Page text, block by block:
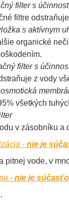
filter s
filtre
s aktívnym
organické
filter s
z vody
všetkých
v zásobníku
- nie je
pitnej vode, v
- nie je